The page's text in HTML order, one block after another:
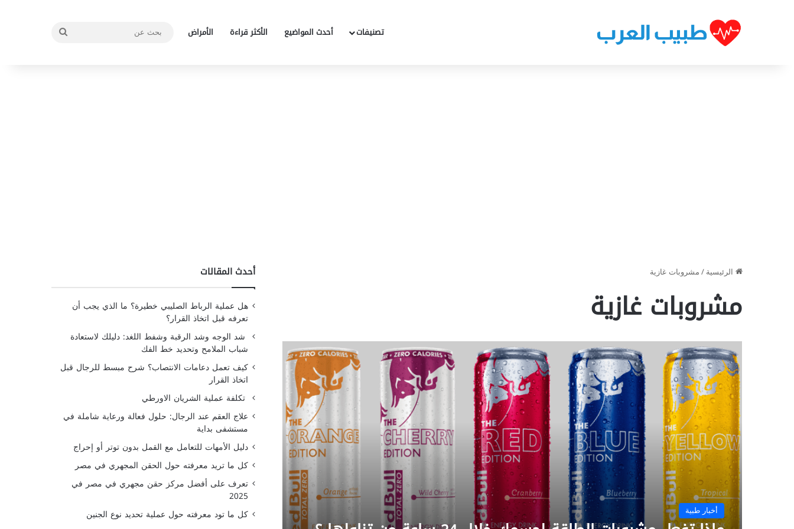
تصنيفات أحدث المواضيع الأكثر قراءة الأمراض
الرئيسية/مشروبات غازية
مشروبات غازية
أخبار طبية
أحدث المقالات
هل عملية الرباط الصليبي خطيرة؟ ما الذي يجب أن
تعرفه قبل اتخاذ القرار؟
شد الوجه وشد الرقبة وشفط اللغد: دليلك لاستعادة
شباب الملامح وتحديد خط الفك
كيف تعمل دعامات الانتصاب؟ شرح مبسط للرجال قبل
اتخاذ القرار
تكلفة عملية الشريان الاورطي
علاج العقم عند الرجال: حلول فعالة ورعاية شاملة في
مستشفى بداية
دليل الأمهات للتعامل مع القمل بدون توتر أو إحراج
كل ما تريد معرفته حول الحقن المجهري في مصر
تعرف على أفضل مركز حقن مجهري في مصر في
2025
كل ما تود معرفته حول عملية تحديد نوع الجنين